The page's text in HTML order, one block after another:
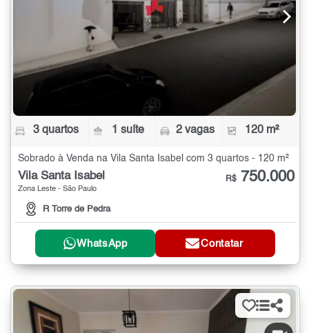
3 quartos 1 suíte 2 vagas 120 m²
Sobrado à Venda na Vila Santa Isabel com 3 quartos - 120 m²
Vila Santa Isabel
Zona Leste - São Paulo
R Torre de Pedra
R$ 750.000
WhatsApp Contatar